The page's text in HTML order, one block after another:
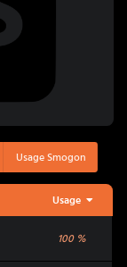
Usage Smogon
Usage
100%